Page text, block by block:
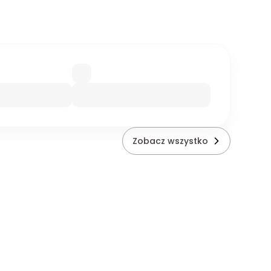
Zobacz wszystko